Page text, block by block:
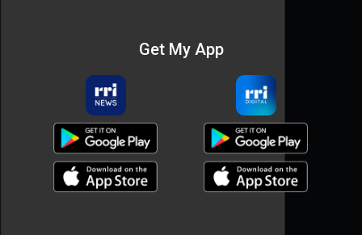
Get My App